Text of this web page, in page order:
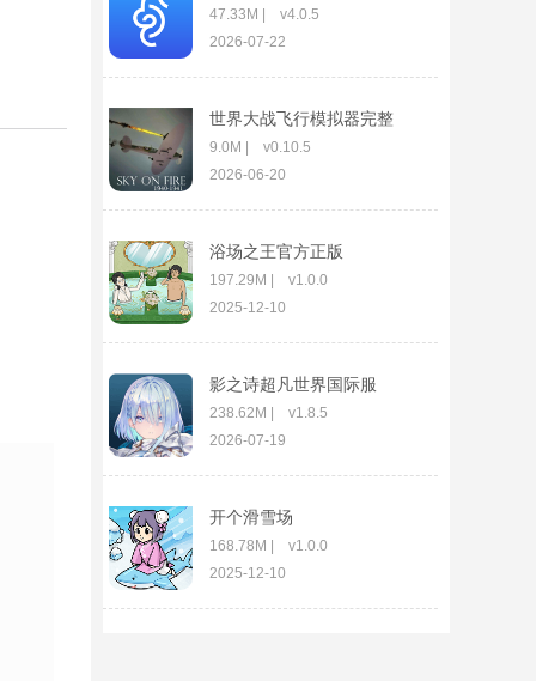
47.33M | v4.0.5
2026-07-22
世界大战飞行模拟器完整
版(Sky On Fire)
9.0M | v0.10.5
2026-06-20
浴场之王官方正版
197.29M | v1.0.0
2025-12-10
影之诗超凡世界国际服
238.62M | v1.8.5
2026-07-19
开个滑雪场
168.78M | v1.0.0
2025-12-10